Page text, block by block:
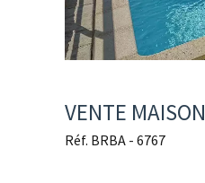
VENTE MAISON
Réf. BRBA - 6767